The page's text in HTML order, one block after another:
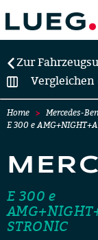
Zur
Vergleichen
Home Mercedes-
E 300 e
E 300 e
STRONIC